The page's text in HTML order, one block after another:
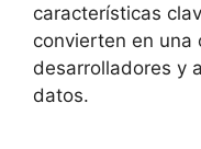
características
convierten en una
desarrolladores y
datos.